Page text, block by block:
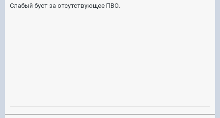
Слабый буст за отсутствующее ПВО.